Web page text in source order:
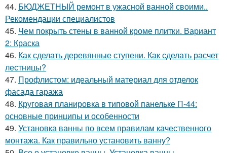
44. БЮДЖЕТНЫЙ ремонт в ужасной ванной своими..
Рекомендации специалистов
45. Чем покрыть стены в ванной кроме плитки. Вариант
2: Краска
46. Как сделать деревянные ступени. Как сделать расчет
лестницы?
47. Профлистом: идеальный материал для отделок
фасада гаража
48. Круговая планировка в типовой панельке П-44:
основные принципы и особенности
49. Установка ванны по всем правилам качественного
монтажа. Как правильно установить ванну?